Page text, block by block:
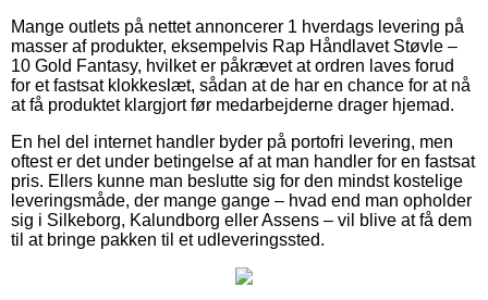
Mange outlets på nettet annoncerer 1 hverdags levering på
masser af produkter, eksempelvis Rap Håndlavet Støvle –
10 Gold Fantasy, hvilket er påkrævet at ordren laves forud
for et fastsat klokkeslæt, sådan at de har en chance for at nå
at få produktet klargjort før medarbejderne drager hjemad.
En hel del internet handler byder på portofri levering, men
oftest er det under betingelse af at man handler for en fastsat
pris. Ellers kunne man beslutte sig for den mindst kostelige
leveringsmåde, der mange gange – hvad end man opholder
sig i Silkeborg, Kalundborg eller Assens – vil blive at få dem
til at bringe pakken til et udleveringssted.